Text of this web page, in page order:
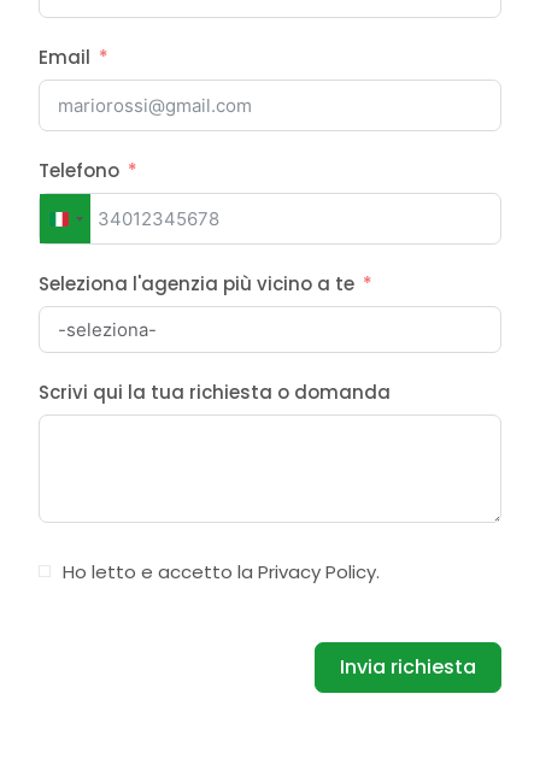
Email
Telefono
Italy
Seleziona l'agenzia più vicino a te
Scrivi qui la tua richiesta o domanda
Ho letto e accetto laPrivacy Policy.
Invia richiesta